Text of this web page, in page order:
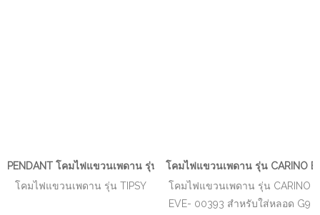
PENDANT โคมไฟแขวนเพดาน รุ่น TIPSY EVE-00374
โคมไฟแขวนเพดาน รุ่น TIPSY
โคมไฟแขวนเพดาน รุ่น CARINO
โคมไฟแขวนเพดาน รุ่น CARINO
EVE- 00393 สำหรับใส่หลอด G9